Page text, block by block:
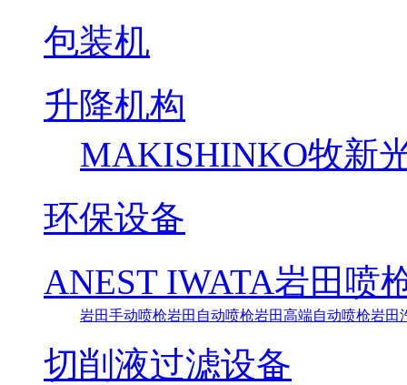
包装机
升降机构
MAKISHINKO牧新
环保设备
ANEST IWATA岩田喷
岩田手动喷枪岩田自动喷枪岩田高端自动喷枪岩田
切削液过滤设备